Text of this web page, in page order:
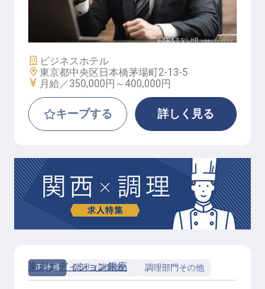
支配人候補
施設業態
ビジネスホテル
勤務地
東京都中央区日本橋茅場町2-13-5
給与
月給／350,000円～400,000円
キープする 詳しく見る
正社員 調理（調理師） 調理部門その他
東京エディション銀座